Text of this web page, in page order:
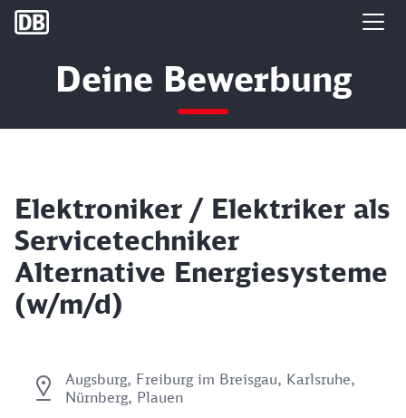
DB Group
Deine Bewerbung
Elektroniker / Elektriker als
Servicetechniker
Alternative Energiesysteme
(w/m/d)
Augsburg, Freiburg im Breisgau, Karlsruhe,
Nürnberg, Plauen